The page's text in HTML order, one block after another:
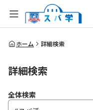
全体検索
ホーム 詳細検索
詳細検索
全体検索